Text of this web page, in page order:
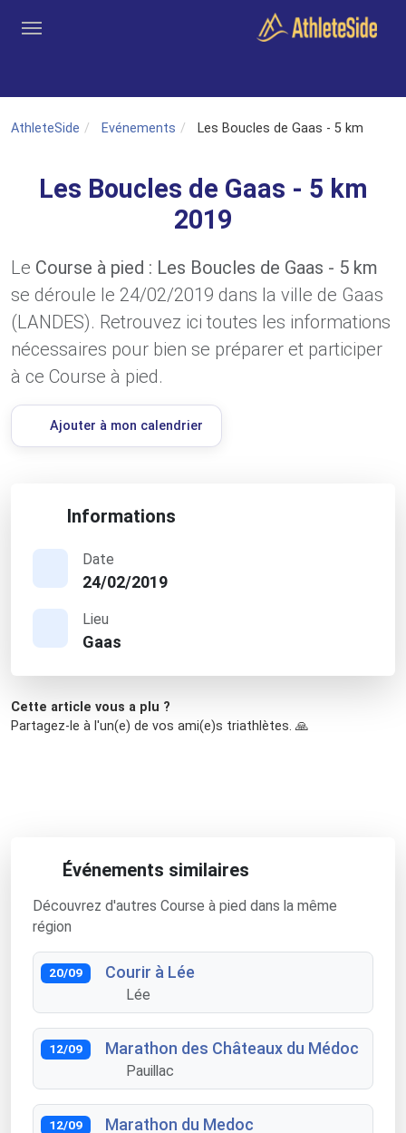
AthleteSide Evénements Les Boucles de Gaas - 5 km
Les Boucles de Gaas - 5 km
2019
Le Course à pied : Les Boucles de Gaas - 5 km
se déroule le 24/02/2019 dans la ville de Gaas
(LANDES). Retrouvez ici toutes les informations
nécessaires pour bien se préparer et participer
à ce Course à pied.
Ajouter à mon calendrier
Informations
Date
24/02/2019
Lieu
Gaas
Cette article vous a plu ?
Partagez-le à l'un(e) de vos ami(e)s triathlètes. 🙏
Événements similaires
Découvrez d'autres Course à pied dans la même
région
20/09 Courir à Lée
Lée
12/09 Marathon des Châteaux du Médoc
Pauillac
12/09 Marathon du Medoc